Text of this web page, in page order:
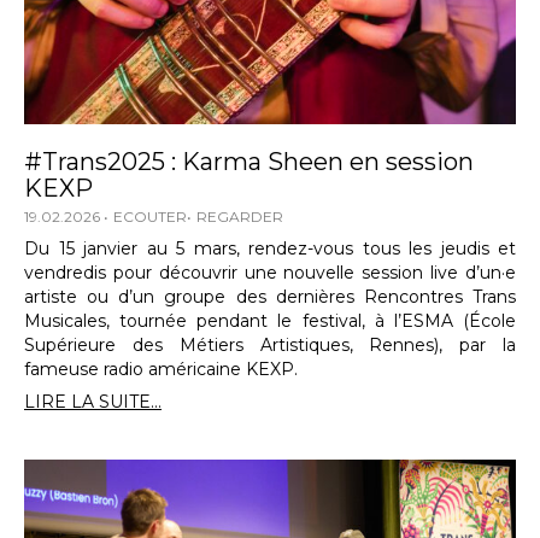
#Trans2025 : Karma Sheen en session
KEXP
19.02.2026 ECOUTER REGARDER
Du 15 janvier au 5 mars, rendez-vous tous les jeudis et
vendredis pour découvrir une nouvelle session live d’un·e
artiste ou d’un groupe des dernières Rencontres Trans
Musicales, tournée pendant le festival, à l’ESMA (École
Supérieure des Métiers Artistiques, Rennes), par la
fameuse radio américaine KEXP.
LIRE LA SUITE...